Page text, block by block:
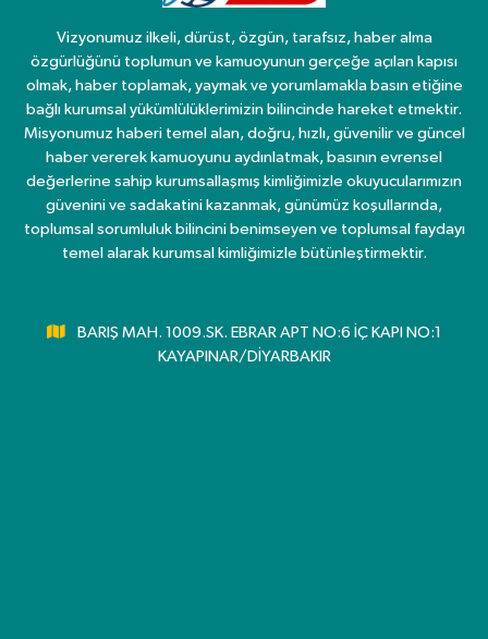
Vizyonumuz ilkeli, dürüst, özgün, tarafsız, haber alma
özgürlüğünü toplumun ve kamuoyunun gerçeğe açılan kapısı
olmak, haber toplamak, yaymak ve yorumlamakla basın etiğine
bağlı kurumsal yükümlülüklerimizin bilincinde hareket etmektir.
Misyonumuz haberi temel alan, doğru, hızlı, güvenilir ve güncel
haber vererek kamuoyunu aydınlatmak, basının evrensel
değerlerine sahip kurumsallaşmış kimliğimizle okuyucularımızın
güvenini ve sadakatini kazanmak, günümüz koşullarında,
toplumsal sorumluluk bilincini benimseyen ve toplumsal faydayı
temel alarak kurumsal kimliğimizle bütünleştirmektir.
BARIŞ MAH. 1009.SK. EBRAR APT NO:6 İÇ KAPI NO:1
KAYAPINAR/DİYARBAKIR